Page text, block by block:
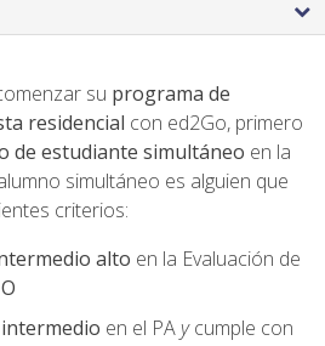
su programa de
residencial con ed2Go, primero
de estudiante simultáneo en la
simultáneo es alguien que
criterios:
alto en la Evaluación de
O
en el PAycumple con